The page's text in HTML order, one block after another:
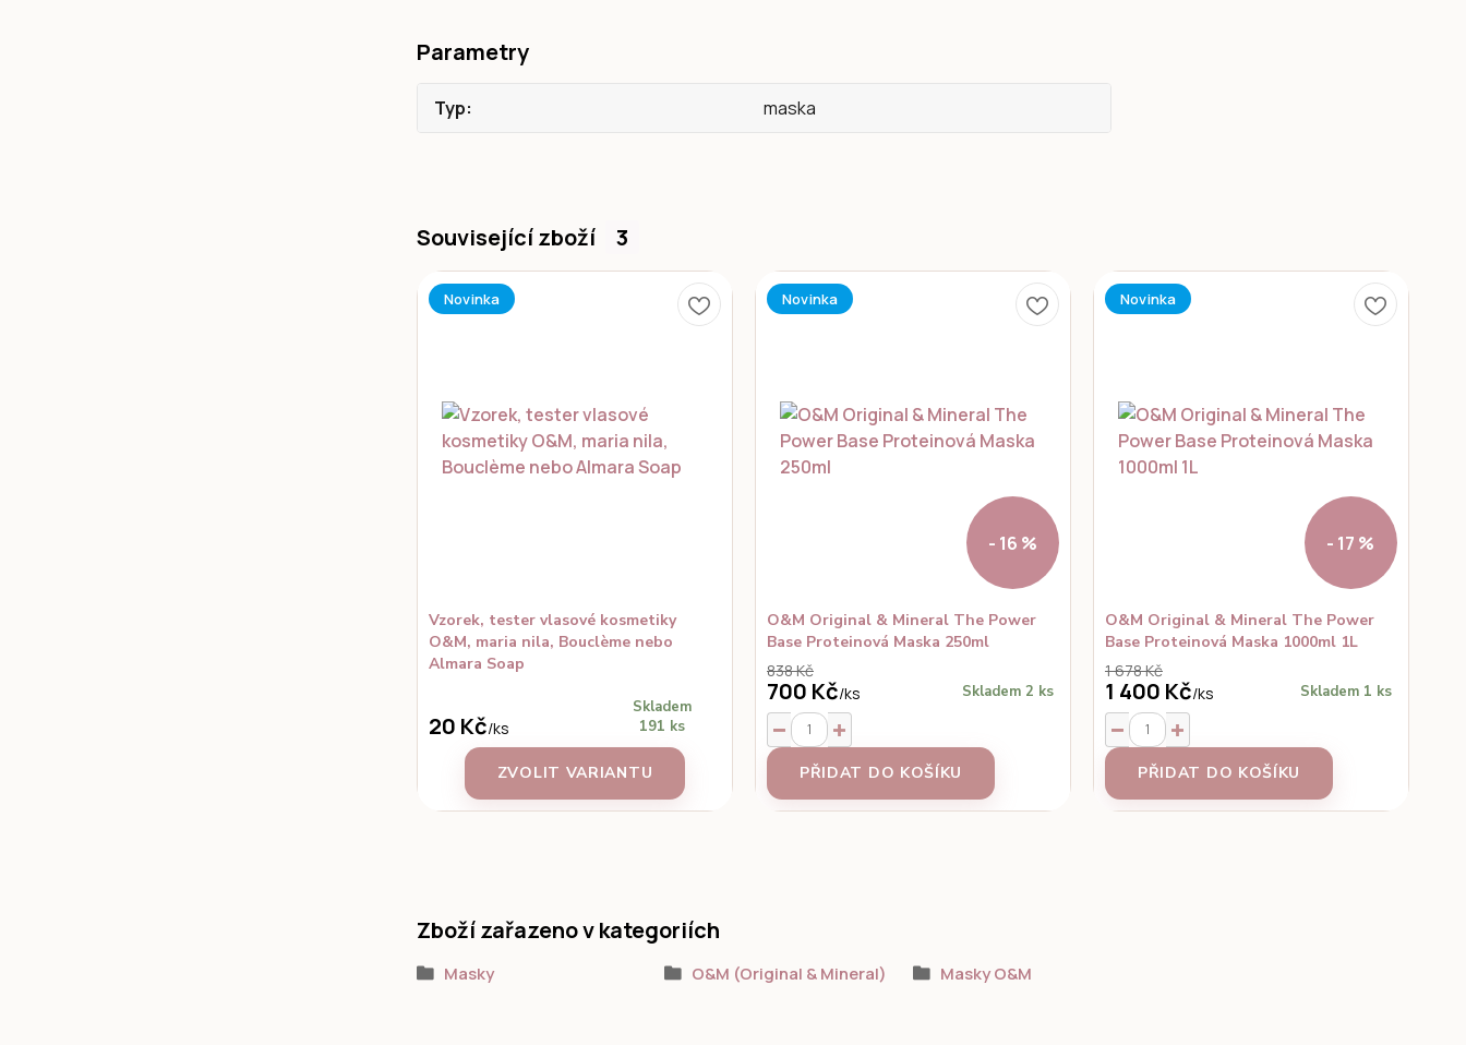
Parametry
Typ maska
Související zboží 3
Novinka
Vzorek, tester vlasové kosmetiky
O&M, maria nila, Bouclème nebo
Almara Soap
20 Kč/ks
Skladem
191 ks
ZVOLIT VARIANTU
Novinka
- 16 %
O&M Original & Mineral The Power
Base Proteinová Maska 250ml
838 Kč
700 Kč/ks Skladem 2 ks
PŘIDAT DO KOŠÍKU
Novinka
- 17 %
O&M Original & Mineral The Power
Base Proteinová Maska 1000ml 1L
1 678 Kč
1 400 Kč/ks Skladem 1 ks
PŘIDAT DO KOŠÍKU
Zboží zařazeno v kategoriích
Masky O&M (Original & Mineral) Masky O&M